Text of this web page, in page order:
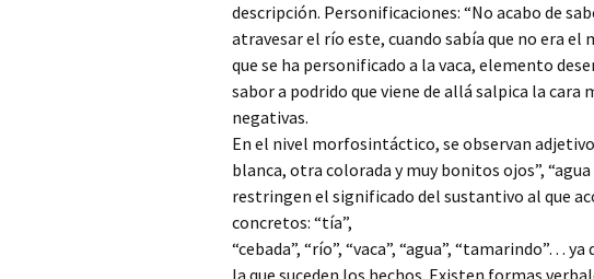
descripción. Personificaciones: “No acabo de
atravesar el río este, cuando sabía que no era el
que se ha personificado a la vaca, elemento
sabor a podrido que viene de allá salpica la cara
negativas.
En el nivel morfosintáctico, se observan
blanca, otra colorada y muy bonitos ojos”,
restringen el significado del sustantivo al que
concretos: “tía”,
“cebada”, “río”, “vaca”, “agua”, “tamarindo”…
la que suceden los hechos. Existen formas